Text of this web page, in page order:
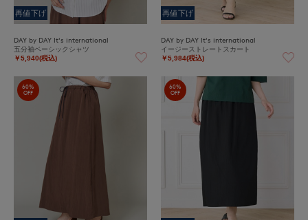
再値下げ
DAY by DAY It's international
五分袖ベーシックシャツ
￥5,940(税込)
再値下げ
DAY by DAY It's international
イージーストレートスカート
￥5,984(税込)
60%
OFF
60%
OFF